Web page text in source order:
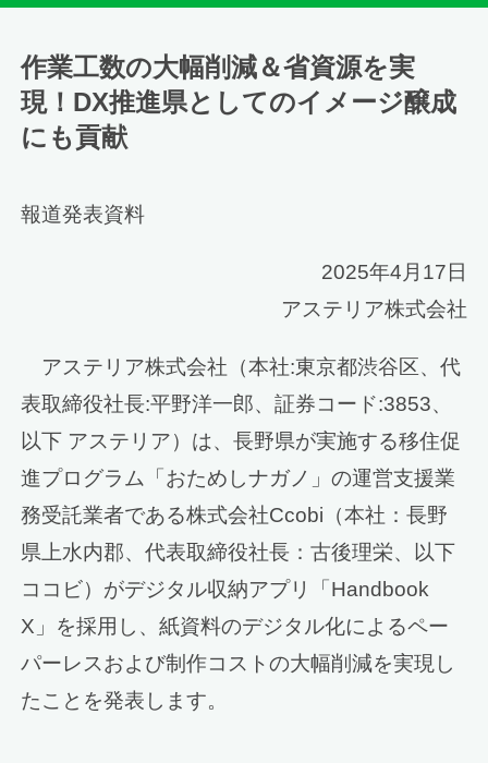
作業工数の大幅削減＆省資源を実
現！DX推進県としてのイメージ醸成
にも貢献
報道発表資料
2025年4月17日
アステリア株式会社
アステリア株式会社（本社:東京都渋谷区、代
表取締役社長:平野洋一郎、証券コード:3853、
以下 アステリア）は、長野県が実施する移住促
進プログラム「おためしナガノ」の運営支援業
務受託業者である株式会社Ccobi（本社：長野
県上水内郡、代表取締役社長：古後理栄、以下
ココビ）がデジタル収納アプリ「Handbook
X」を採用し、紙資料のデジタル化によるペー
パーレスおよび制作コストの大幅削減を実現し
たことを発表します。